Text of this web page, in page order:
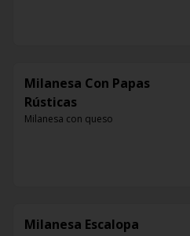
Milanesa Con Papas
Rústicas
Milanesa con queso
Milanesa Escalopa